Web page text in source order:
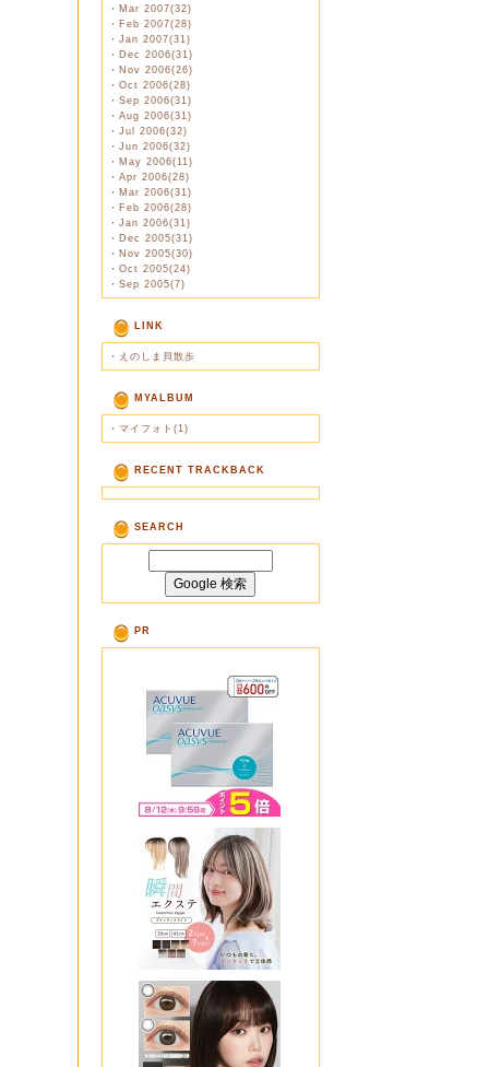
・ Mar 2007(32)
・ Feb 2007(28)
・ Jan 2007(31)
・ Dec 2006(31)
・ Nov 2006(26)
・ Oct 2006(28)
・ Sep 2006(31)
・ Aug 2006(31)
・ Jul 2006(32)
・ Jun 2006(32)
・ May 2006(11)
・ Apr 2006(28)
・ Mar 2006(31)
・ Feb 2006(28)
・ Jan 2006(31)
・ Dec 2005(31)
・ Nov 2005(30)
・ Oct 2005(24)
・ Sep 2005(7)
LINK
・ えのしま貝散歩
MYALBUM
・ マイフォト(1)
RECENT TRACKBACK
SEARCH
PR